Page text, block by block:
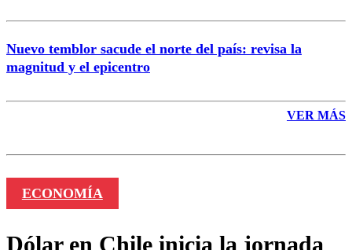
Nuevo temblor sacude el norte del país: revisa la
magnitud y el epicentro
VER MÁS
ECONOMÍA
Dólar en Chile inicia la jornada